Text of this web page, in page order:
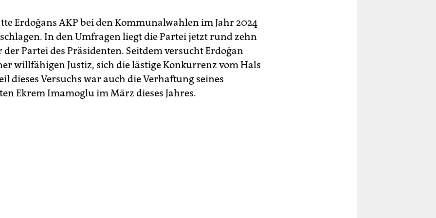
Erdoğans AKP bei den Kommunalwahlen im Jahr 2024
In den Umfragen liegt die Partei jetzt rund zehn
der Partei des Präsidenten. Seitdem versucht Erdoğan
willfähigen Justiz, sich die lästige Konkurrenz vom Hals
dieses Versuchs war auch die Verhaftung seines
Ekrem Imamoglu im März dieses Jahres.